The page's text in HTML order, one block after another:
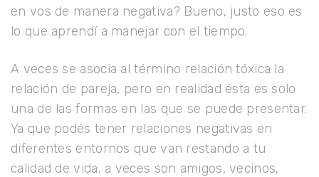
en vos de manera negativa? Bueno, justo eso es
lo que aprendí a manejar con el tiempo.
A veces se asocia al término relación tóxica la
relación de pareja, pero en realidad ésta es solo
una de las formas en las que se puede presentar.
Ya que podés tener relaciones negativas en
diferentes entornos que van restando a tu
calidad de vida, a veces son amigos, vecinos,